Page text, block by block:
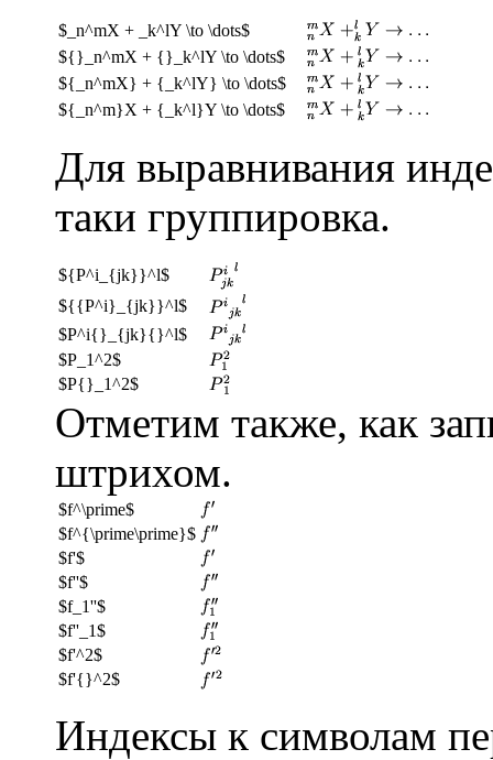
$_n^mX + _k^lY \to \dots$
${}_n^mX + {}_k^lY \to \dots$
${_n^mX} + {_k^lY} \to \dots$
${_n^m}X + {_k^l}Y \to \dots$
Для выравнивания
таки группировка.
${P^i_{jk}}^l$
${{P^i}_{jk}}^l$
$P^i{}_{jk}{}^l$
$P_1^2$
$P{}_1^2$
Отметим также, как
штрихом.
$f^\prime$
$f^{\prime\prime}$
$f'$
$f''$
$f_1''$
$f''_1$
$f'^2$
$f'{}^2$
Индексы к символам